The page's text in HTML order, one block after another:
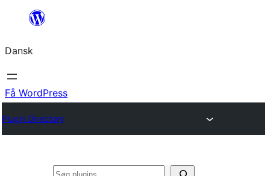
Spring
indhold
Dansk
Få WordPress
Plugin Directory
Søg